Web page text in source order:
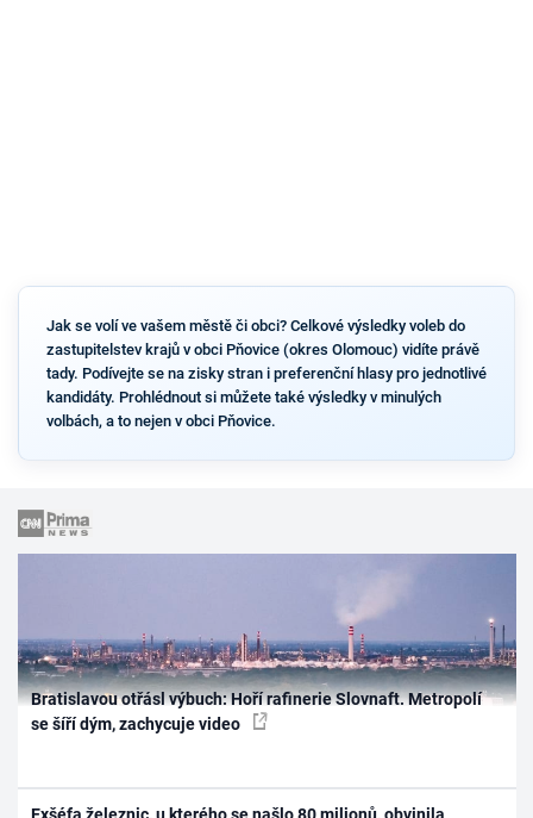
Jak se volí ve vašem městě či obci? Celkové výsledky voleb do
zastupitelstev krajů v obci Pňovice (okres Olomouc) vidíte právě
tady. Podívejte se na zisky stran i preferenční hlasy pro jednotlivé
kandidáty. Prohlédnout si můžete také výsledky v minulých
volbách, a to nejen v obci Pňovice.
Bratislavou otřásl výbuch: Hoří rafinerie Slovnaft. Metropolí
se šíří dým, zachycuje video